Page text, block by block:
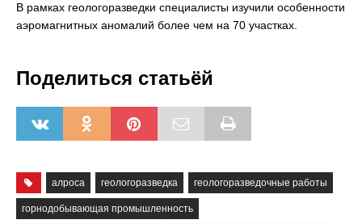
В рамках геологоразведки специалисты изучили особенности
аэромагнитных аномалий более чем на 70 участках.
Поделиться статьёй
алроса геологоразведка геологоразведочные работы
горнодобывающая промышленность